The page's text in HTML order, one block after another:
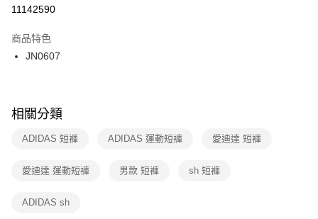
１．於結帳方式選擇「AFTEE先享後付」後，將跳轉至「AFTEE先享後付」
２．訂單成立數日內，您將收到繳費通知簡訊。
３．收到繳費通知簡訊後14天內，點擊此簡訊中的連結，可透過四大超商／
ATM／網路銀行／等多元方式進行付款，方視為交易完成。
※ 交易是否成功請以「AFTEE先享後付 」之結帳頁面顯示為準，若有關於
是否繳費成功／繳費後需取消欲退款等相關疑問，請聯繫「AFTEE先享後付
客戶支援中心」https://netprotections.freshdesk.com/support/home
１．透過由恩沛科技股份有限公司提供之「AFTEE先享後付」服務完成之交
權轉讓予恩沛科技股份有限公司。
每筆NT$100，滿NT$1,500(含以上)免運費
付款後門市自取
每筆NT$100，滿NT$1,500(含以上)免運費
11142590
商品特色
JN0607
相關分類
ADIDAS 短褲 ADIDAS 運動短褲 愛迪達 短褲
愛迪達 運動短褲 男款 短褲 sh 短褲
ADIDAS sh